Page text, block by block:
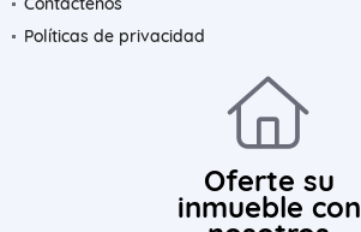
Políticas de privacidad
Oferte su
inmueble con